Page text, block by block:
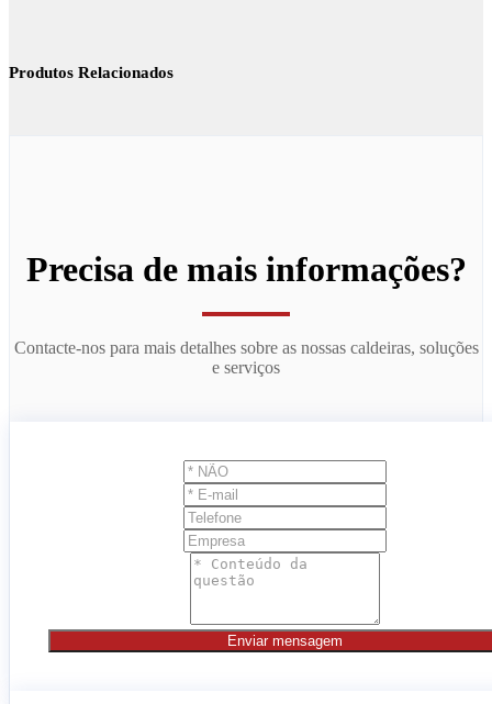
Produtos Relacionados
Precisa de mais informações?
Contacte-nos para mais detalhes sobre as nossas caldeiras, soluções
e serviços
Enviar mensagem